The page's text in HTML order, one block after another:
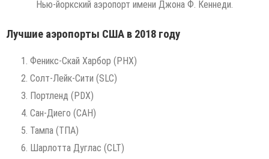
Нью-йоркский аэропорт имени Джона Ф. Кеннеди.
Лучшие аэропорты США в 2018 году
Феникс-Скай Харбор (PHX)
Солт-Лейк-Сити (SLC)
Портленд (PDX)
Сан-Диего (САН)
Тампа (ТПА)
Шарлотта Дуглас (CLT)